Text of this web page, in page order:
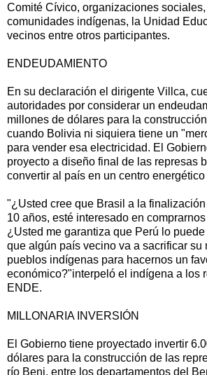
Comité Cívico, organizaciones
comunidades indígenas, la Unidad
vecinos entre otros participantes.
ENDEUDAMIENTO
En su declaración el dirigente Villca,
autoridades por considerar un
millones de dólares para la
cuando Bolivia ni siquiera tiene un
para vender esa electricidad. El
proyecto a diseño final de las represas
convertir al país en un centro
"¿Usted cree que Brasil a la
10 años, esté interesado en
¿Usted me garantiza que Perú lo
que algún país vecino va a sacrificar su
pueblos indígenas para hacernos un
económico?"interpeló el indígena a los
ENDE.
MILLONARIA INVERSIÓN
El Gobierno tiene proyectado invertir
dólares para la construcción de las
río Beni, entre los departamentos del